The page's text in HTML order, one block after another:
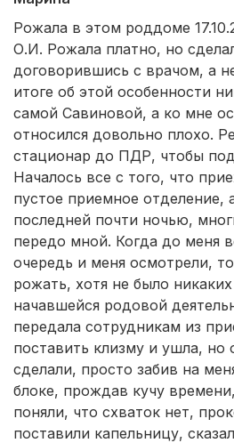
Рожала в этом роддоме
О.И. Рожала платно, но
договорившись с врачом, а
итоге об этой особенности
самой Савиновой, а ко мне
относился довольно плохо.
стационар до ПДР, чтобы
Началось все с того, что
пустое приемное отделение,
последней почти ночью,
передо мной. Когда до меня
очередь и меня осмотрели,
рожать, хотя не было
начавшейся родовой
передала сотрудникам из
поставить клизму и ушла, но
сделали, просто забив на
блоке, прождав кучу
поняли, что схваток нет,
поставили капельницу,
Хасавюрт(2 роддома)
Петрозаводск(2
Благовещенск(2
Иваново(2 роддома)
Улан-Удэ(2 роддома)
Котлас(2 роддома)
Великий Новгород(2
Бийск (2 роддома)
Трубчевск
Великий Устюг (1 роддом)